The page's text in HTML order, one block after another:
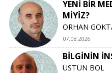
YENİ BİR
MİYİZ?
ORHAN
07.08.2026
BİLGİNİN
ÜSTÜN BOL